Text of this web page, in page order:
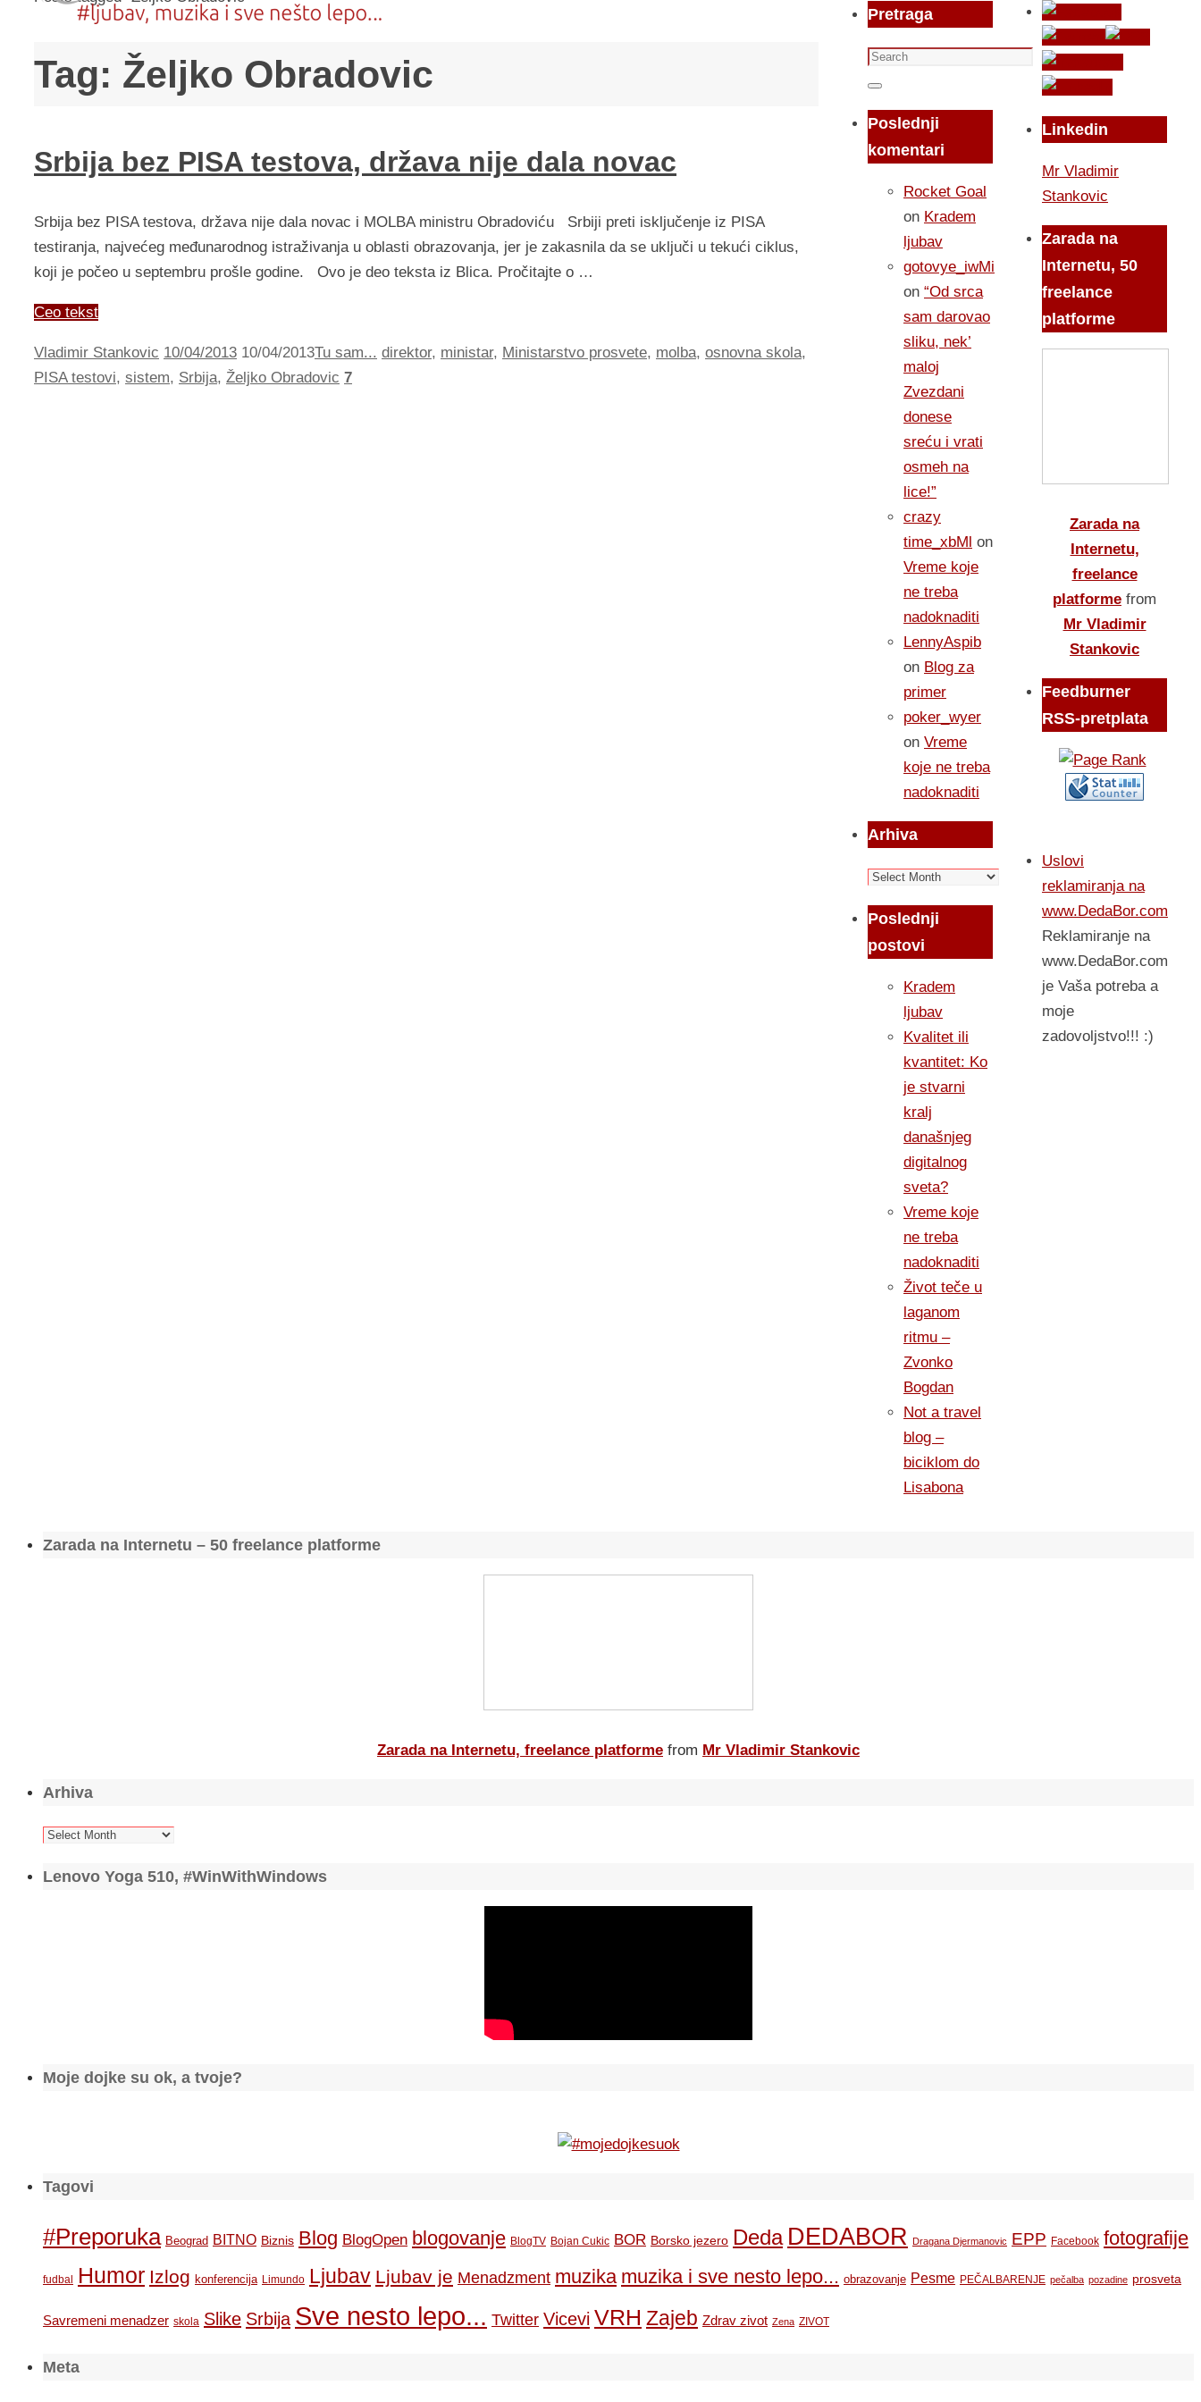
Tag: Željko Obradovic
Srbija bez PISA testova, država nije dala novac
Srbija bez PISA testova, država nije dala novac i MOLBA ministru Obradoviću Srbiji preti isključenje iz PISA
testiranja, najvećeg međunarodnog istraživanja u oblasti obrazovanja, jer je zakasnila da se uključi u tekući ciklus,
koji je počeo u septembru prošle godine. Ovo je deo teksta iz Blica. Pročitajte o …
Ceo tekst
Vladimir Stankovic 10/04/2013 10/04/2013Tu sam... direktor, ministar, Ministarstvo prosvete, molba, osnovna skola,
PISA testovi, sistem, Srbija, Željko Obradovic 7
Pretraga
Search
for:
Search
Poslednji
komentari
Rocket Goal
on Kradem
ljubav
gotovye_iwMi
on “Od srca
sam darovao
sliku, nek’
maloj
Zvezdani
donese
sreću i vrati
osmeh na
lice!”
crazy
time_xbMl on
Vreme koje
ne treba
nadoknaditi
LennyAspib
on Blog za
primer
poker_wyer
on Vreme
koje ne treba
nadoknaditi
Arhiva
Arhiva
Poslednji
postovi
Kradem
ljubav
Kvalitet ili
kvantitet: Ko
je stvarni
kralj
današnjeg
digitalnog
sveta?
Vreme koje
ne treba
nadoknaditi
Život teče u
laganom
ritmu –
Zvonko
Bogdan
Not a travel
blog –
biciklom do
Lisabona
Linkedin
Mr Vladimir
Stankovic
Zarada na
Internetu, 50
freelance
platforme
Zarada na
Internetu,
freelance
platforme from
Mr Vladimir
Stankovic
Feedburner
RSS-pretplata
Uslovi
reklamiranja na
www.DedaBor.com
Reklamiranje na
www.DedaBor.com
je Vaša potreba a
moje
zadovoljstvo!!! :)
Zarada na Internetu – 50 freelance platforme
Zarada na Internetu, freelance platforme from Mr Vladimir Stankovic
Arhiva
Arhiva
Lenovo Yoga 510, #WinWithWindows
Moje dojke su ok, a tvoje?
Tagovi
#Preporuka Beograd BITNO Biznis Blog BlogOpen blogovanje BlogTV Bojan Cukic BOR Borsko jezero Deda DEDABOR Dragana Djermanovic EPP Facebook fotografije
fudbal Humor Izlog konferencija Limundo Ljubav Ljubav je Menadzment muzika muzika i sve nesto lepo... obrazovanje Pesme PEČALBARENJE pečalba pozadine prosveta
Savremeni menadzer skola Slike Srbija Sve nesto lepo... Twitter Vicevi VRH Zajeb Zdrav zivot Zena ZIVOT
Meta